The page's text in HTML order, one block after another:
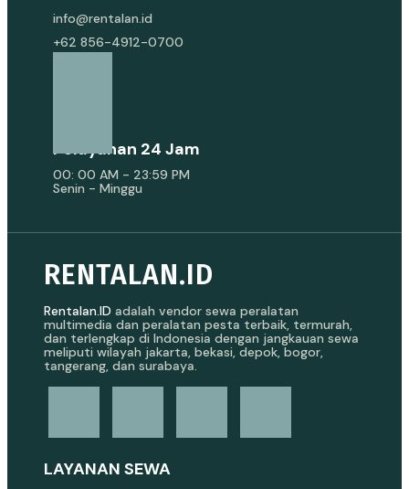
info@rentalan.id
+62 856-4912-0700
Pelayanan 24 Jam
00: 00 AM - 23:59 PM
Senin - Minggu
RENTALAN.ID
Rentalan.ID adalah vendor sewa peralatan
multimedia dan peralatan pesta terbaik, termurah,
dan terlengkap di Indonesia dengan jangkauan sewa
meliputi wilayah jakarta, bekasi, depok, bogor,
tangerang, dan surabaya.
LAYANAN SEWA